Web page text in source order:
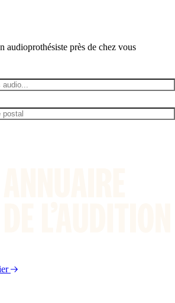
audioprothésiste près de chez vous